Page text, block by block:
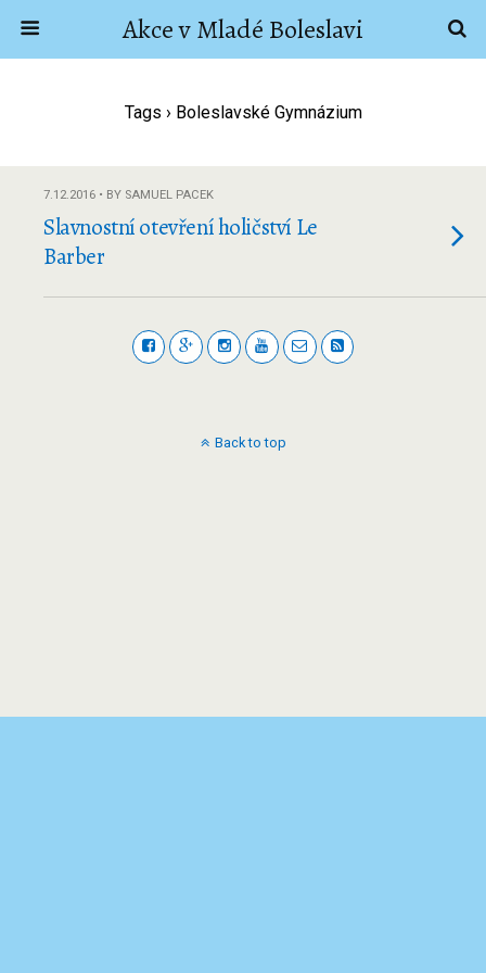
Akce v Mladé Boleslavi
Tags › Boleslavské Gymnázium
7.12.2016 • BY SAMUEL PACEK
Slavnostní otevření holičství Le
Barber
Back to top